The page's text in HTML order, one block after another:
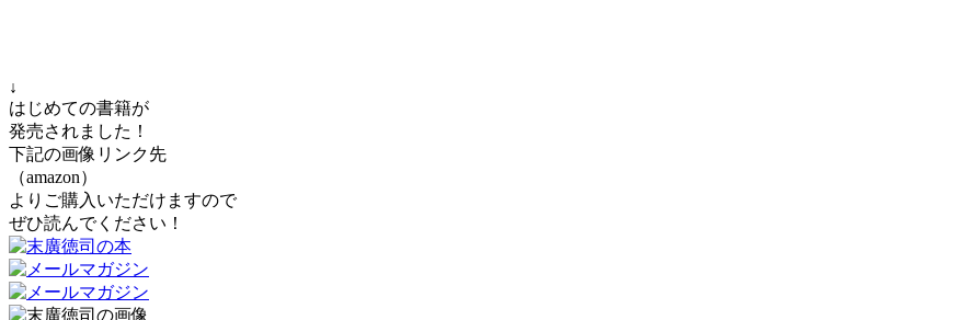
↓
はじめての書籍が
発売されました！
下記の画像リンク先
（amazon）
よりご購入いただけますので
ぜひ読んでください！